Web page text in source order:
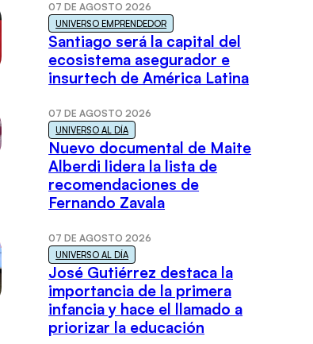
07 DE AGOSTO 2026
UNIVERSO EMPRENDEDOR
Santiago será la capital del
ecosistema asegurador e
insurtech de América Latina
07 DE AGOSTO 2026
UNIVERSO AL DÍA
Nuevo documental de Maite
Alberdi lidera la lista de
recomendaciones de
Fernando Zavala
07 DE AGOSTO 2026
UNIVERSO AL DÍA
José Gutiérrez destaca la
importancia de la primera
infancia y hace el llamado a
priorizar la educación